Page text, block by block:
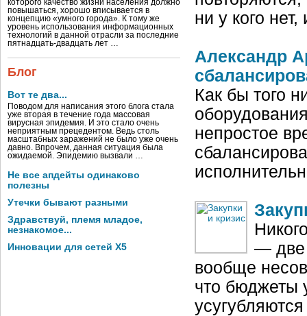
которого качество жизни населения должно
повышаться, хорошо вписывается в
концепцию «умного города». К тому же
уровень использования информационных
технологий в данной отрасли за последние
пятнадцать-двадцать лет …
Блог
Вот те два...
Поводом для написания этого блога стала
уже вторая в течение года массовая
вирусная эпидемия. И это стало очень
неприятным прецедентом. Ведь столь
масштабных заражений не было уже очень
давно. Впрочем, данная ситуация была
ожидаемой. Эпидемию вызвали …
Не все апдейты одинаково
полезны
Утечки бывают разными
Здравствуй, племя младое,
незнакомое...
Инновации для сетей X5
ни у кого
Александр
Как бы того
непростое
— две
вообще
что бюджеты